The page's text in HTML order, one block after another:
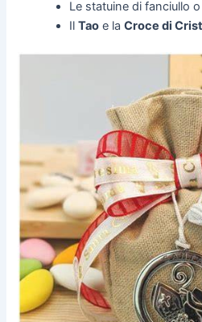
Le statuine di fanciullo
IlTao e laCroce di